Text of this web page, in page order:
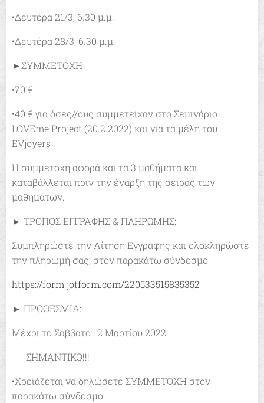
•Δευτέρα 21/3, 6.30 μ.μ.
•Δευτέρα 28/3, 6.30 μ.μ.
►ΣΥΜΜΕΤΟΧΗ
•70 €
•40 € για όσες//ους συμμετείχαν στο Σεμινάριο
LOVEme Project (20.2.2022) και για τα μέλη του
EVjoyers
Η συμμετοχή αφορά και τα 3 μαθήματα και
καταβάλλεται πριν την έναρξη της σειράς των
μαθημάτων.
► ΤΡΟΠΟΣ ΕΓΓΡΑΦΗΣ & ΠΛΗΡΩΜΗΣ:
Συμπληρώστε την Αίτηση Εγγραφής και ολοκληρώστε
την πληρωμή σας, στον παρακάτω σύνδεσμο
https://form.jotform.com/220533515835352
► ΠΡΟΘΕΣΜΙΑ:
Μέχρι το Σάββατο 12 Μαρτίου 2022
🚩 ΣΗΜΑΝΤΙΚΟ!!!
•Χρειάζεται να δηλώσετε ΣΥΜΜΕΤΟΧΗ στον
παρακάτω σύνδεσμο.